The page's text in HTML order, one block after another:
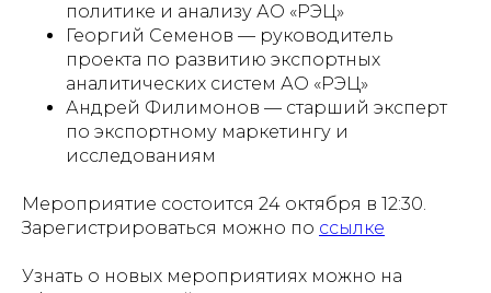
политике и анализу АО «РЭЦ»
Георгий Семенов — руководитель
проекта по развитию экспортных
аналитических систем АО «РЭЦ»
Андрей Филимонов — старший эксперт
по экспортному маркетингу и
исследованиям
Мероприятие состоится 24 октября в 12:30.
Зарегистрироваться можно по ссылке
Узнать о новых мероприятиях можно на